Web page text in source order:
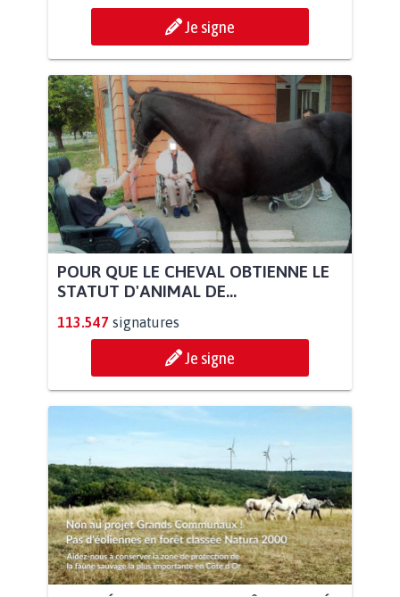
Je signe
POUR QUE LE CHEVAL OBTIENNE LE
STATUT D'ANIMAL DE...
113.547 signatures
Je signe